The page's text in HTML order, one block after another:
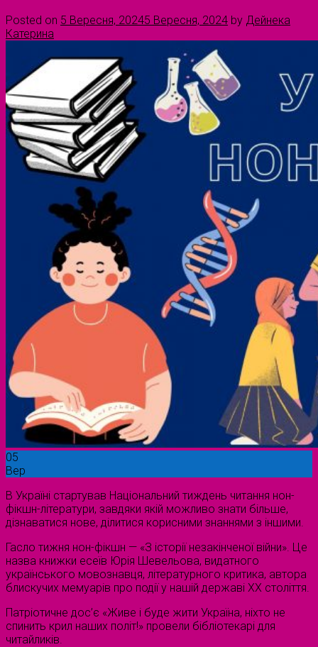
Posted on 5 Вересня, 20245 Вересня, 2024 by Дейнека
Катерина
05
Вер
В Україні стартував Національний тиждень читання нон-
фікшн-літератури, завдяки якій можливо знати більше,
дізнаватися нове, ділитися корисними знаннями з іншими.
Гасло тижня нон-фікшн — «З історії незакінченої війни». Це
назва книжки есеїв Юрія Шевельова, видатного
українського мовознавця, літературного критика, автора
блискучих мемуарів про події у нашій державі ХХ століття.
Патріотичне дос’є «Живе і буде жити Україна, ніхто не
спинить крил наших політ!» провели бібліотекарі для
читайликів.